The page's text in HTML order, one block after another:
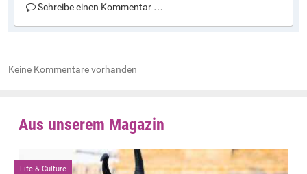
Schreibe einen Kommentar …
Keine Kommentare vorhanden
Aus unserem Magazin
Life & Culture